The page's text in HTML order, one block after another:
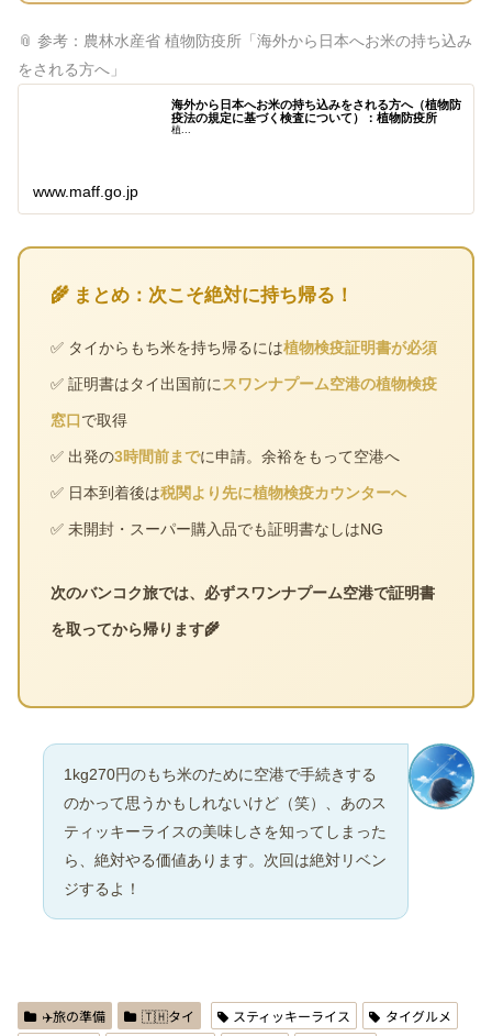
📎 参考：農林水産省 植物防疫所「海外から日本へお米の持ち込み
をされる方へ」
海外から日本へお米の持ち込みをされる方へ（植物防
疫法の規定に基づく検査について）：植物防疫所
植...
www.maff.go.jp
🌾 まとめ：次こそ絶対に持ち帰る！
✅ タイからもち米を持ち帰るには植物検疫証明書が必須
✅ 証明書はタイ出国前に スワンナプーム空港の植物検疫
窓口で取得
✅ 出発の3時間前までに申請。余裕をもって空港へ
✅ 日本到着後は税関より先に植物検疫カウンターへ
✅ 未開封・スーパー購入品でも証明書なしはNG
次のバンコク旅では、必ずスワンナプーム空港で証明書
を取ってから帰ります🌾
1kg270円のもち米のために空港で手続きする
のかって思うかもしれないけど（笑）、あのス
ティッキーライスの美味しさを知ってしまった
ら、絶対やる価値あります。次回は絶対リベン
ジするよ！
✈️旅の準備 🇹🇭タイ スティッキーライス
タイグルメ